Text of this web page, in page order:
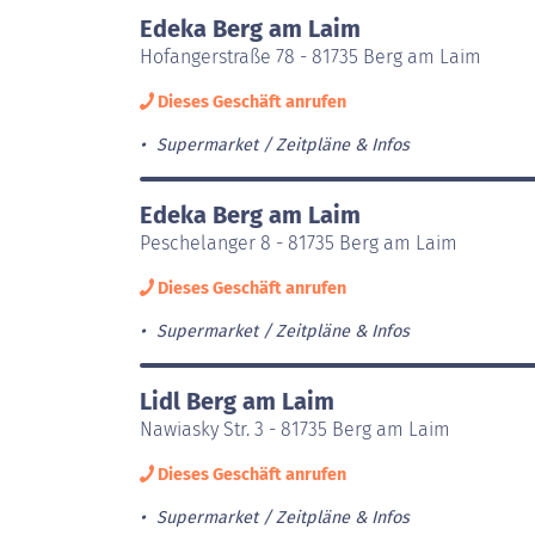
Edeka Berg am Laim
Hofangerstraße 78 - 81735 Berg am Laim
Dieses Geschäft anrufen
Supermarket Zeitpläne & Infos
Edeka Berg am Laim
Peschelanger 8 - 81735 Berg am Laim
Dieses Geschäft anrufen
Supermarket Zeitpläne & Infos
Lidl Berg am Laim
Nawiasky Str. 3 - 81735 Berg am Laim
Dieses Geschäft anrufen
Supermarket Zeitpläne & Infos